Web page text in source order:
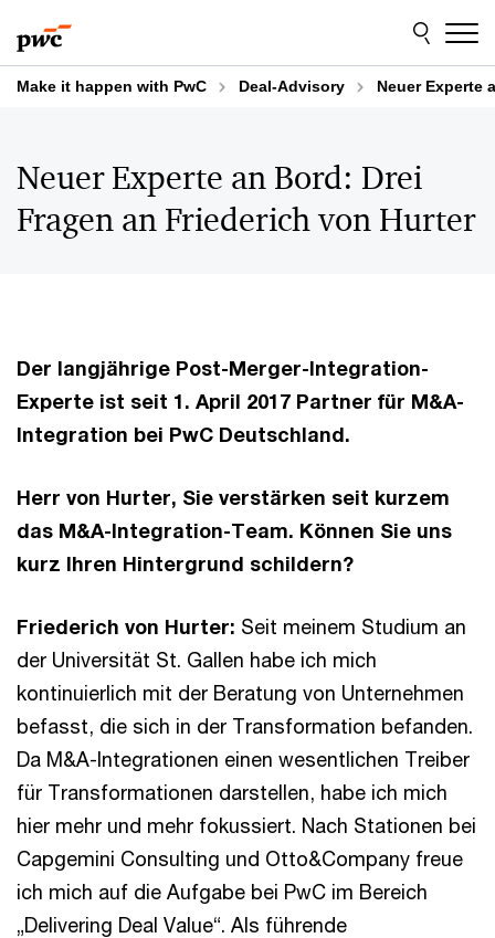
to
content
to
footer
Make it happen with PwC Deal-Advisory Neuer Experte
Neuer Experte an Bord: Drei
Fragen an Friederich von Hurter
Der langjährige Post-Merger-Integration-
Experte ist seit 1. April 2017 Partner für M&A-
Integration bei PwC Deutschland.
Herr von Hurter, Sie verstärken seit kurzem
das M&A-Integration-Team. Können Sie uns
kurz Ihren Hintergrund schildern?
Friederich von Hurter: Seit meinem Studium an
der Universität St. Gallen habe ich mich
kontinuierlich mit der Beratung von Unternehmen
befasst, die sich in der Transformation befanden.
Da M&A-Integrationen einen wesentlichen Treiber
für Transformationen darstellen, habe ich mich
hier mehr und mehr fokussiert. Nach Stationen bei
Capgemini Consulting und Otto&Company freue
ich mich auf die Aufgabe bei PwC im Bereich
„Delivering Deal Value“. Als führende